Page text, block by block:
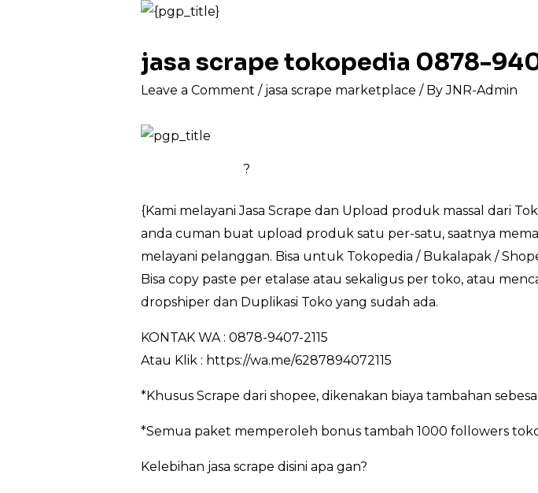
jasa scrape tokopedia 0878-
Leave a Comment / jasa scrape marketplace / ByJNR-Admin
?
{Kami melayani Jasa Scrape dan Upload produk massal dari
anda cuman buat upload produk satu per-satu, saatnya
melayani pelanggan. Bisa untuk Tokopedia / Bukalapak /
Bisa copy paste per etalase atau sekaligus per toko, atau
dropshiper dan Duplikasi Toko yang sudah ada.
KONTAK WA : 0878-9407-2115
Atau Klik : https://wa.me/6287894072115
*Khusus Scrape dari shopee, dikenakan biaya tambahan
*Semua paket memperoleh bonus tambah 1000 followers
Kelebihan jasa scrape disini apa gan?